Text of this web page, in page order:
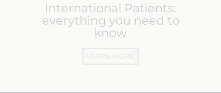
International Patients:
everything you need to
know